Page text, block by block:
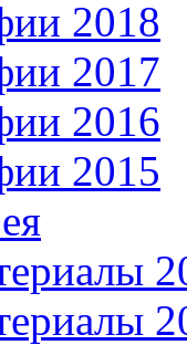
2018
2017
2016
2015